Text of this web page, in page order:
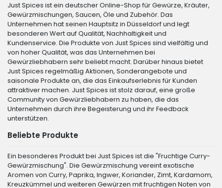
Just Spices ist ein deutscher Online-Shop für Gewürze, Kräuter,
Gewürzmischungen, Saucen, Öle und Zubehör. Das
Unternehmen hat seinen Hauptsitz in Düsseldorf und legt
besonderen Wert auf Qualität, Nachhaltigkeit und
Kundenservice. Die Produkte von Just Spices sind vielfältig und
von hoher Qualität, was das Unternehmen bei
Gewürzliebhabern sehr beliebt macht. Darüber hinaus bietet
Just Spices regelmäßig Aktionen, Sonderangebote und
saisonale Produkte an, die das Einkaufserlebnis für Kunden
attraktiver machen. Just Spices ist stolz darauf, eine große
Community von Gewürzliebhabern zu haben, die das
Unternehmen durch ihre Begeisterung und ihr Feedback
unterstützen.
Beliebte Produkte
Ein besonderes Produkt bei Just Spices ist die "Fruchtige Curry-
Gewürzmischung". Die Gewürzmischung vereint exotische
Aromen von Curry, Paprika, Ingwer, Koriander, Zimt, Kardamom,
Kreuzkümmel und weiteren Gewürzen mit fruchtigen Noten von